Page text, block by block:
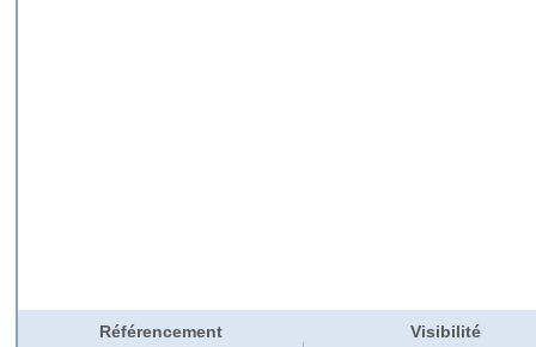
Référencement Visibilité